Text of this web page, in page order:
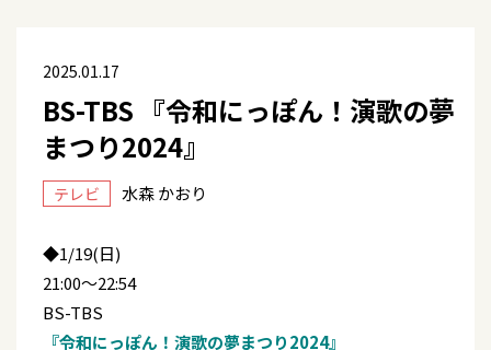
2025.01.17
BS-TBS 『令和にっぽん！演歌の夢
まつり2024』
テレビ 水森 かおり
◆1/19(日)
21:00～22:54
BS-TBS
『令和にっぽん！演歌の夢まつり2024』